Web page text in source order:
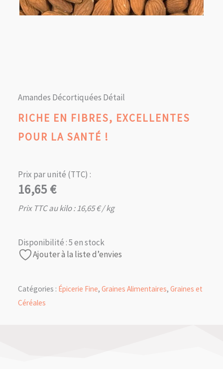
Amandes Décortiquées Détail
RICHE EN FIBRES, EXCELLENTES
POUR LA SANTÉ !
Prix par unité (TTC) :
16,65€
Prix TTC au kilo :16,65€/ kg
Disponibilité :5 en stock
Ajouter à la liste d’envies
Catégories : Épicerie Fine, Graines Alimentaires, Graines et
Céréales